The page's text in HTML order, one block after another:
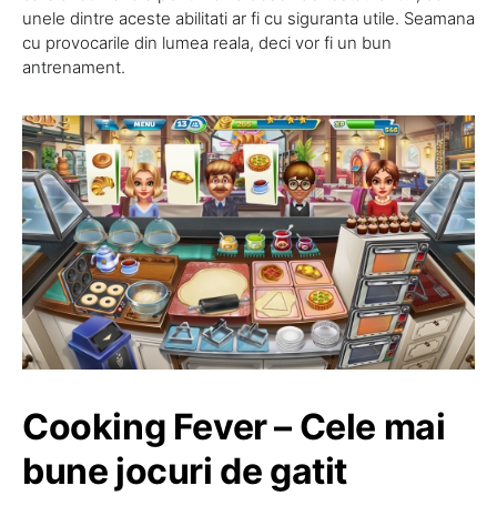
unele dintre aceste abilitati ar fi cu siguranta utile. Seamana
cu provocarile din lumea reala, deci vor fi un bun
antrenament.
Cooking Fever – Cele mai
bune jocuri de gatit